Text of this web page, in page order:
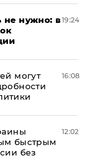
не нужно: в19:24
могут
16:08
быстрым
без
12:02